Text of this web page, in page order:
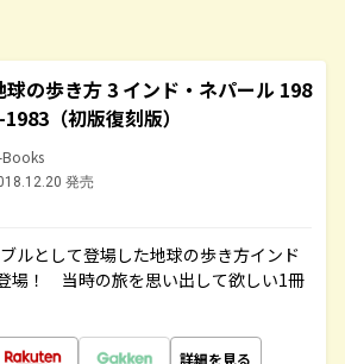
球の歩き方 3 インド・ネパール 198
1983（初版復刻版）
Books
発売
ルとして登場した地球の歩き方インド
場！ 当時の旅を思い出して欲しい1冊
詳細を見る